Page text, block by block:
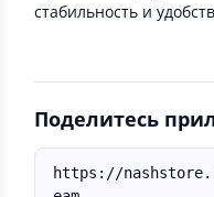
стабильность и
Поделитесь
https://